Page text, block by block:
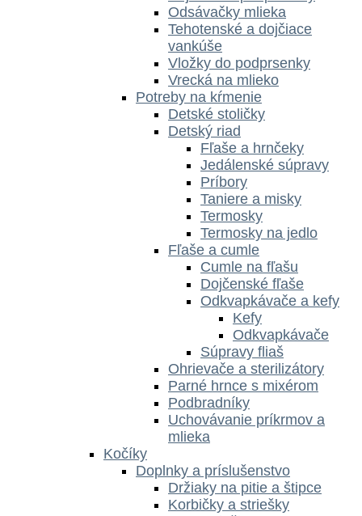
Odsávačky mlieka
Tehotenské a dojčiace
vankúše
Vložky do podprsenky
Vrecká na mlieko
Potreby na kŕmenie
Detské stoličky
Detský riad
Fľaše a hrnčeky
Jedálenské súpravy
Príbory
Taniere a misky
Termosky
Termosky na jedlo
Fľaše a cumle
Cumle na fľašu
Dojčenské fľaše
Odkvapkávače a kefy
Kefy
Odkvapkávače
Súpravy fliaš
Ohrievače a sterilizátory
Parné hrnce s mixérom
Podbradníky
Uchovávanie príkrmov a
mlieka
Kočíky
Doplnky a príslušenstvo
Držiaky na pitie a štipce
Korbičky a striešky